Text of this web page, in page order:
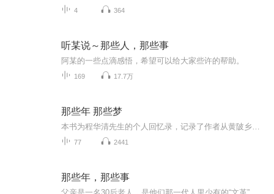
4 364
听某说～那些人，那些事
阿某的一些点滴感悟，希望可以给大家些许的帮助。
169 17.7万
那些年 那些梦
77 2441
那些年，那些事